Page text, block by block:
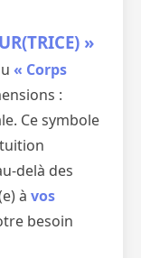
»
« Corps
:
Ce symbole
delà des
à vos
besoin